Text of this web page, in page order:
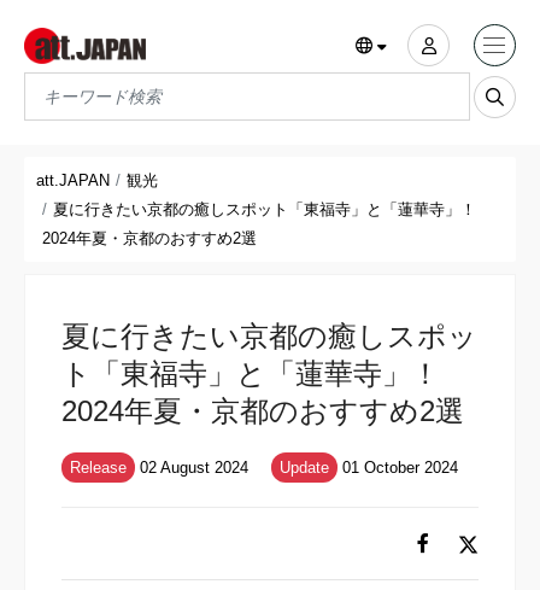
Translations title cont
att.JAPAN
観光
夏に行きたい京都の癒しスポット「東福寺」と「蓮華寺」！
2024年夏・京都のおすすめ2選
夏に行きたい京都の癒しスポッ
ト「東福寺」と「蓮華寺」！
2024年夏・京都のおすすめ2選
Release 02 August 2024 Update 01 October 2024